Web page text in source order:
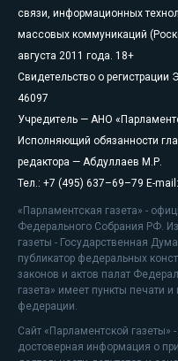
связи, информационных
массовых коммуникаций
августа 2011 года. 18+
Свидетельство о
46097
Учредитель — АНО
Исполняющий обязанности
редактора — Абдуллаев М.Р.
Тел.: +7 (495) 637–69–79 E-mail:
«Парламентская газета» -
Федерального Собрания РФ.
газеты - Государственная
публикатор федеральных
законов и актов палат
газета» имеет пункты печати
федерации.
Сайт «Парламентской газеты»
достоверная информация о